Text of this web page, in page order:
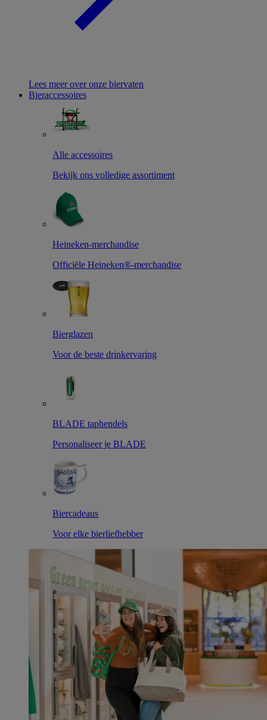
Lees meer over onze biervaten
Bieraccessoires
Alle accessoires
Bekijk ons volledige assortiment
Heineken-merchandise
Officiële Heineken®-merchandise
Bierglazen
Voor de beste drinkervaring
BLADE taphendels
Personaliseer je BLADE
Biercadeaus
Voor elke bierliefhebber